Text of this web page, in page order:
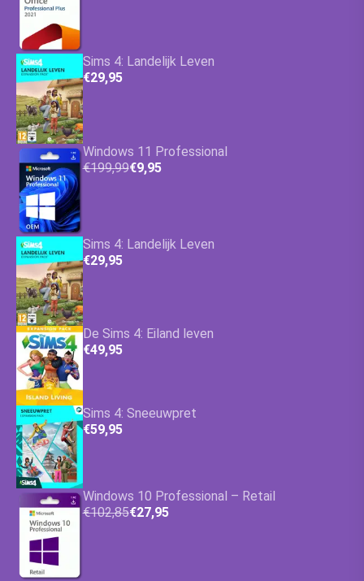
Sims 4: Landelijk Leven
€29,95
Windows 11 Professional
€199,99€9,95
Sims 4: Landelijk Leven
€29,95
De Sims 4: Eiland leven
€49,95
Sims 4: Sneeuwpret
€59,95
Windows 10 Professional – Retail
€102,85€27,95